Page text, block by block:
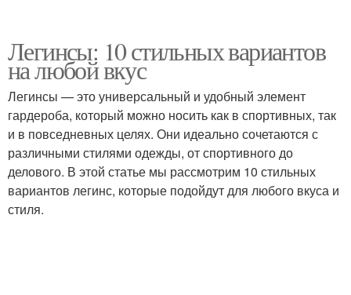
Легинсы: 10 стильных вариантов
на любой вкус
Легинсы — это универсальный и удобный элемент
гардероба, который можно носить как в спортивных, так
и в повседневных целях. Они идеально сочетаются с
различными стилями одежды, от спортивного до
делового. В этой статье мы рассмотрим 10 стильных
вариантов легинс, которые подойдут для любого вкуса и
стиля.